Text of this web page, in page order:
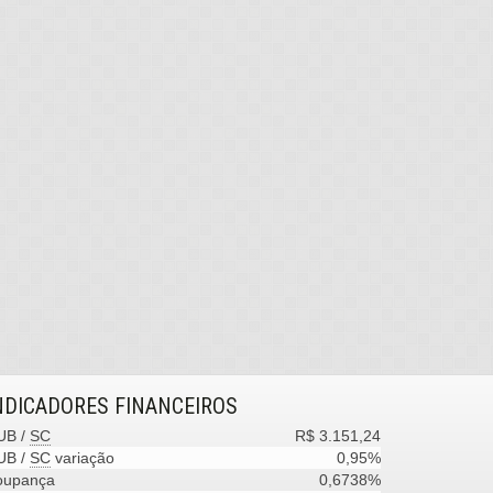
FINANCEIROS
/ SC
R$ 3.151,24
/ SC variação
0,95%
0,6738%